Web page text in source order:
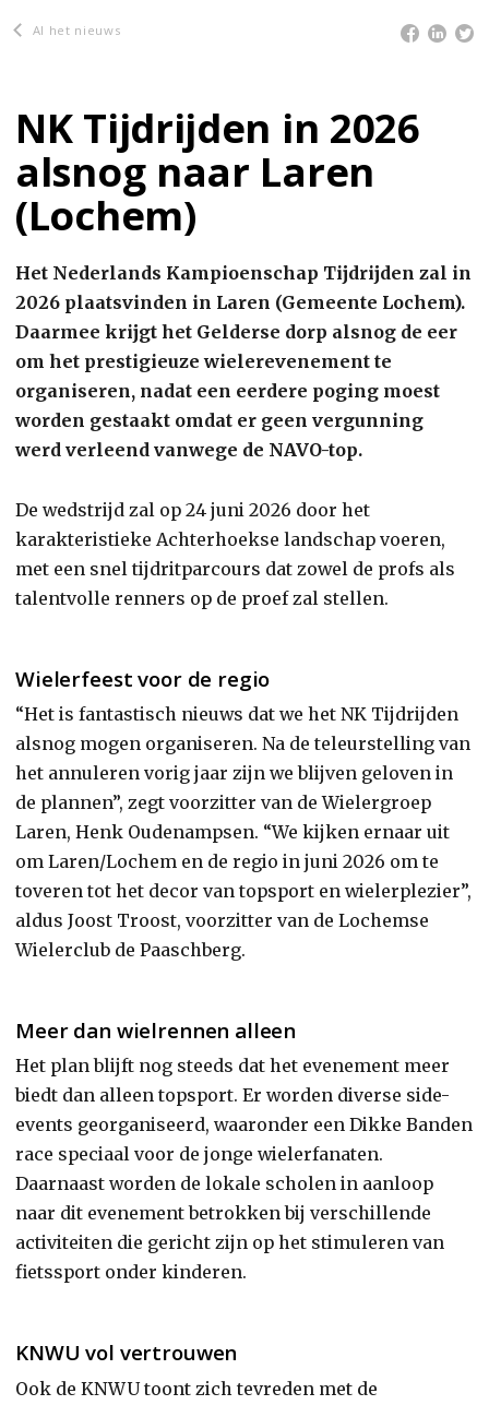
Al het nieuws
NK Tijdrijden in 2026
alsnog naar Laren
(Lochem)
Het Nederlands Kampioenschap Tijdrijden zal in
2026 plaatsvinden in Laren (Gemeente Lochem).
Daarmee krijgt het Gelderse dorp alsnog de eer
om het prestigieuze wielerevenement te
organiseren, nadat een eerdere poging moest
worden gestaakt omdat er geen vergunning
werd verleend vanwege de NAVO-top.
De wedstrijd zal op 24 juni 2026 door het
karakteristieke Achterhoekse landschap voeren,
met een snel tijdritparcours dat zowel de profs als
talentvolle renners op de proef zal stellen.
Wielerfeest voor de regio
“Het is fantastisch nieuws dat we het NK Tijdrijden
alsnog mogen organiseren. Na de teleurstelling van
het annuleren vorig jaar zijn we blijven geloven in
de plannen”, zegt voorzitter van de Wielergroep
Laren, Henk Oudenampsen. “We kijken ernaar uit
om Laren/Lochem en de regio in juni 2026 om te
toveren tot het decor van topsport en wielerplezier”,
aldus Joost Troost, voorzitter van de Lochemse
Wielerclub de Paaschberg.
Meer dan wielrennen alleen
Het plan blijft nog steeds dat het evenement meer
biedt dan alleen topsport. Er worden diverse side-
events georganiseerd, waaronder een Dikke Banden
race speciaal voor de jonge wielerfanaten.
Daarnaast worden de lokale scholen in aanloop
naar dit evenement betrokken bij verschillende
activiteiten die gericht zijn op het stimuleren van
fietssport onder kinderen.
KNWU vol vertrouwen
Ook de KNWU toont zich tevreden met de